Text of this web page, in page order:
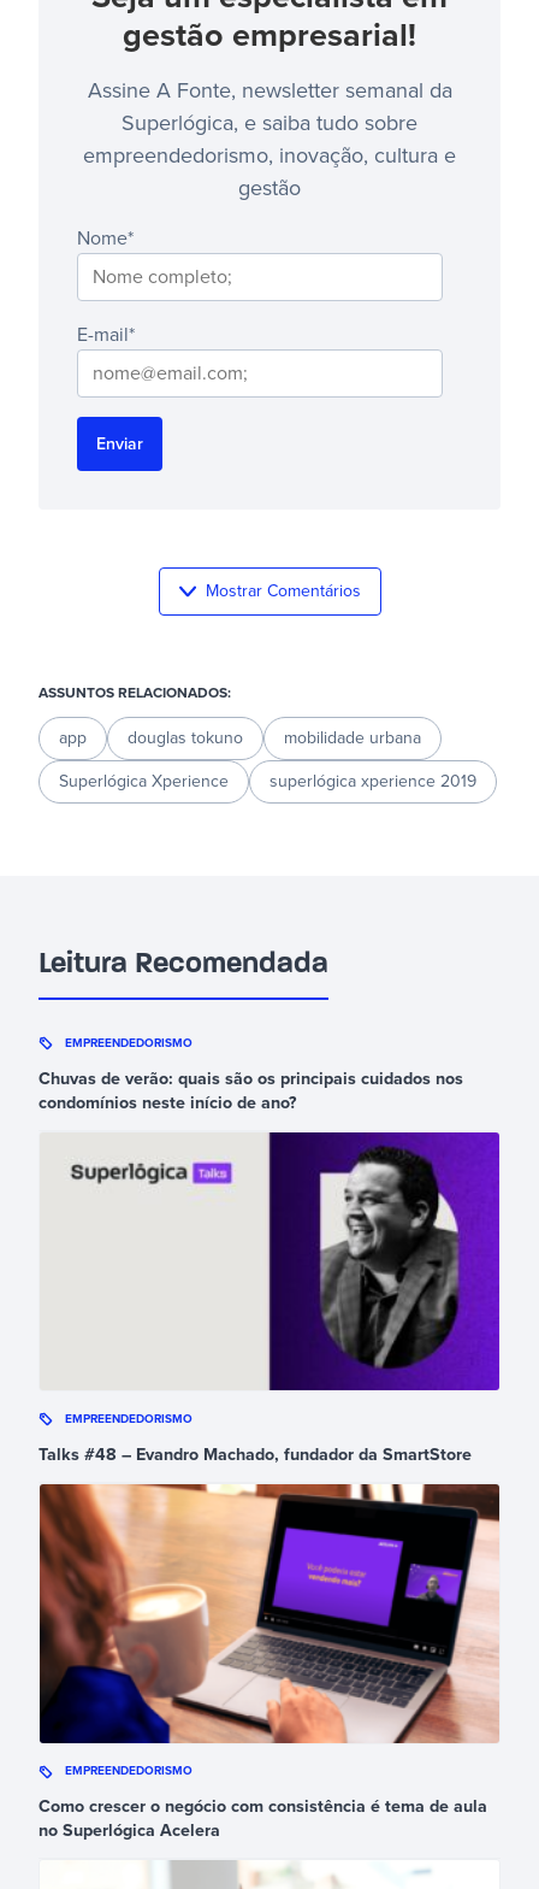
gestão empresarial!
Assine A Fonte, newsletter semanal da
Superlógica, e saiba tudo sobre
empreendedorismo, inovação, cultura e
gestão
Nome*
E-mail*
Mostrar Comentários
ASSUNTOS RELACIONADOS:
app douglas tokuno mobilidade urbana
Superlógica Xperience superlógica xperience 2019
Leitura Recomendada
EMPREENDEDORISMO
Chuvas de verão: quais são os principais cuidados nos
condomínios neste início de ano?
EMPREENDEDORISMO
Talks #48 – Evandro Machado, fundador da SmartStore
EMPREENDEDORISMO
Como crescer o negócio com consistência é tema de aula
no Superlógica Acelera